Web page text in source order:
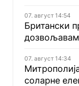
07. август 14:54
Британски
дозвољавам
07. август 14:34
соларне